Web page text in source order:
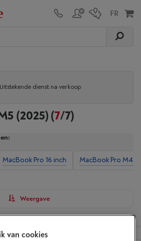
Uitstekende dienst na verkoop
(2025)(7/7)
MacBook Pro 16 inch MacBook Pro M4
Weergave
van cookies